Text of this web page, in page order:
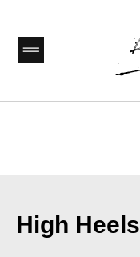
High Heels